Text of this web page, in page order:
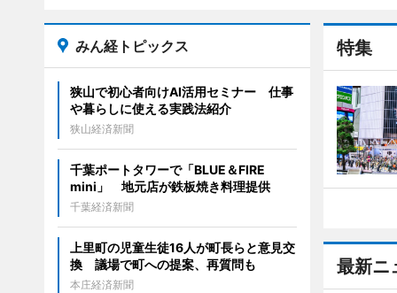
特集
最新ニ
みん経トピックス
狭山で初心者向けAI活用セミナー 仕事
や暮らしに使える実践法紹介
狭山経済新聞
千葉ポートタワーで「BLUE＆FIRE
mini」 地元店が鉄板焼き料理提供
千葉経済新聞
上里町の児童生徒16人が町長らと意見交
換 議場で町への提案、再質問も
本庄経済新聞